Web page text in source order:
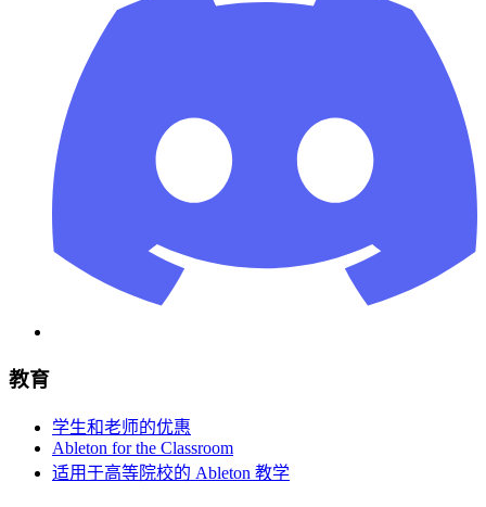
教育
学生和老师的优惠
Ableton for the Classroom
适用于高等院校的 Ableton 教学